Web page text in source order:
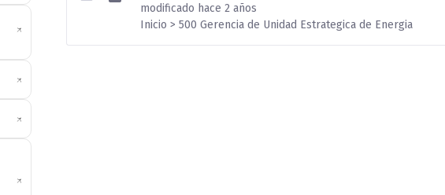
modificado hace 2 años
Inicio > 500 Gerencia de Unidad Estrategica de Energia